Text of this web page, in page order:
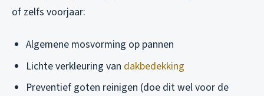
of zelfs voorjaar:
Algemene mosvorming op pannen
Lichte verkleuring van dakbedekking
Preventief goten reinigen (doe dit wel voor de